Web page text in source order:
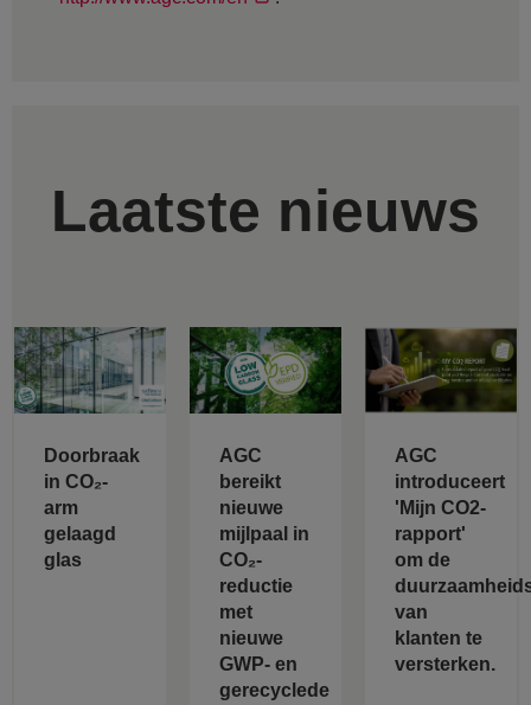
Laatste nieuws
Doorbraak
in CO₂-
arm
gelaagd
glas
AGC
bereikt
nieuwe
mijlpaal in
CO₂-
reductie
met
nieuwe
GWP- en
gerecyclede
AGC
introduceert
'Mijn CO2-
rapport'
om de
van
klanten te
versterken.